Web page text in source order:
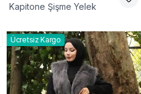
Kapitone Şişme Yelek
Ücretsiz Kargo